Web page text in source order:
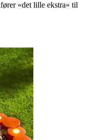
«det lille ekstra» til